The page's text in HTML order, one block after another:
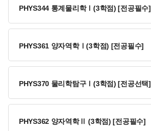
PHYS344 통계물리학Ⅰ(3학점) [전공필수]
PHYS361 양자역학Ⅰ(3학점) [전공필수]
PHYS370 물리학탐구Ⅰ(3학점) [전공선택]
PHYS362 양자역학Ⅱ (3학점) [전공필수]